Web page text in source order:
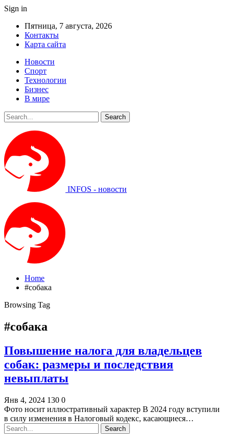
Sign in
Пятница, 7 августа, 2026
Контакты
Карта сайта
Новости
Спорт
Технологии
Бизнес
В мире
INFOS - новости
Home
#собака
Browsing Tag
#собака
Повышение налога для владельцев
собак: размеры и последствия
невыплаты
Янв 4, 2024 130 0
Фото носит иллюстративный характер В 2024 году вступили
в силу изменения в Налоговый кодекс, касающиеся…